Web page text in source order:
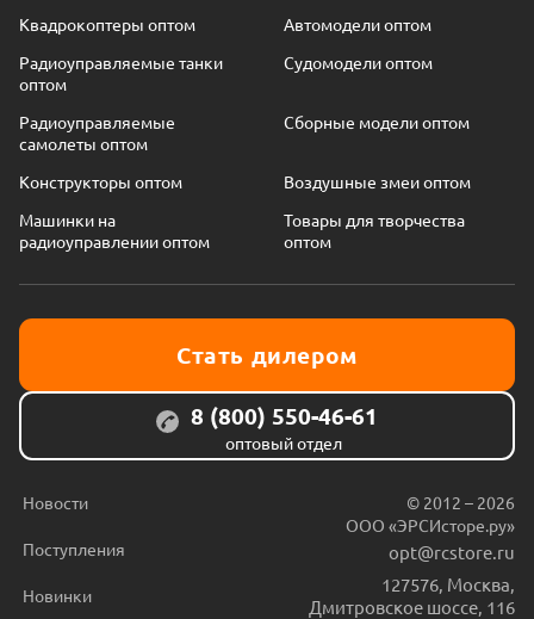
Квадрокоптеры оптом
Автомодели оптом
Радиоуправляемые танки
оптом
Судомодели оптом
Радиоуправляемые
самолеты оптом
Сборные модели оптом
Конструкторы оптом
Воздушные змеи оптом
Машинки на
радиоуправлении оптом
Товары для творчества
оптом
Стать дилером
8 (800) 550-46-61
оптовый отдел
Новости
Поступления
Новинки
© 2012 – 2026
ООО «ЭРСИсторе.ру»
opt@rcstore.ru
127576 Москва
Дмитровское шоссе, 116